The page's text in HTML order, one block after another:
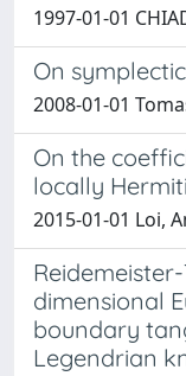
1997-01-01
On
2008-01-01
On the
locally
2015-01-01 Loi,
dimensional
boundary
Legendrian